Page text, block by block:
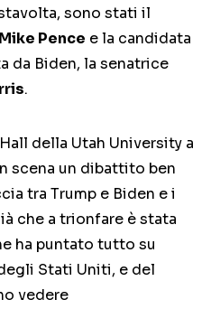
sono stati il
Mike Pence e la candidata
da Biden, la senatrice
.
della Utah University a
scena un dibattito ben
tra Trump e Biden e i
che a trionfare è stata
ha puntato tutto su
Stati Uniti, e del
vedere